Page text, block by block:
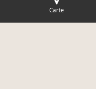
Carte